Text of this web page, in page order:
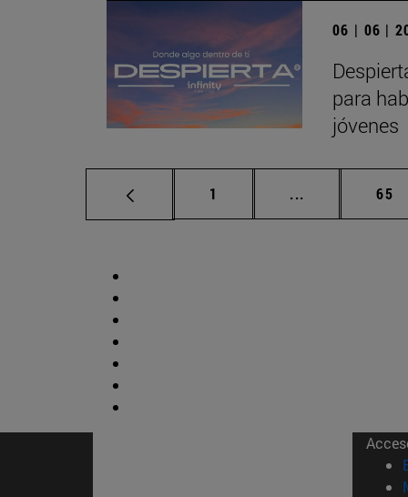
06 | 06 |
para
jóvenes
Página
1 ... Páginas 65